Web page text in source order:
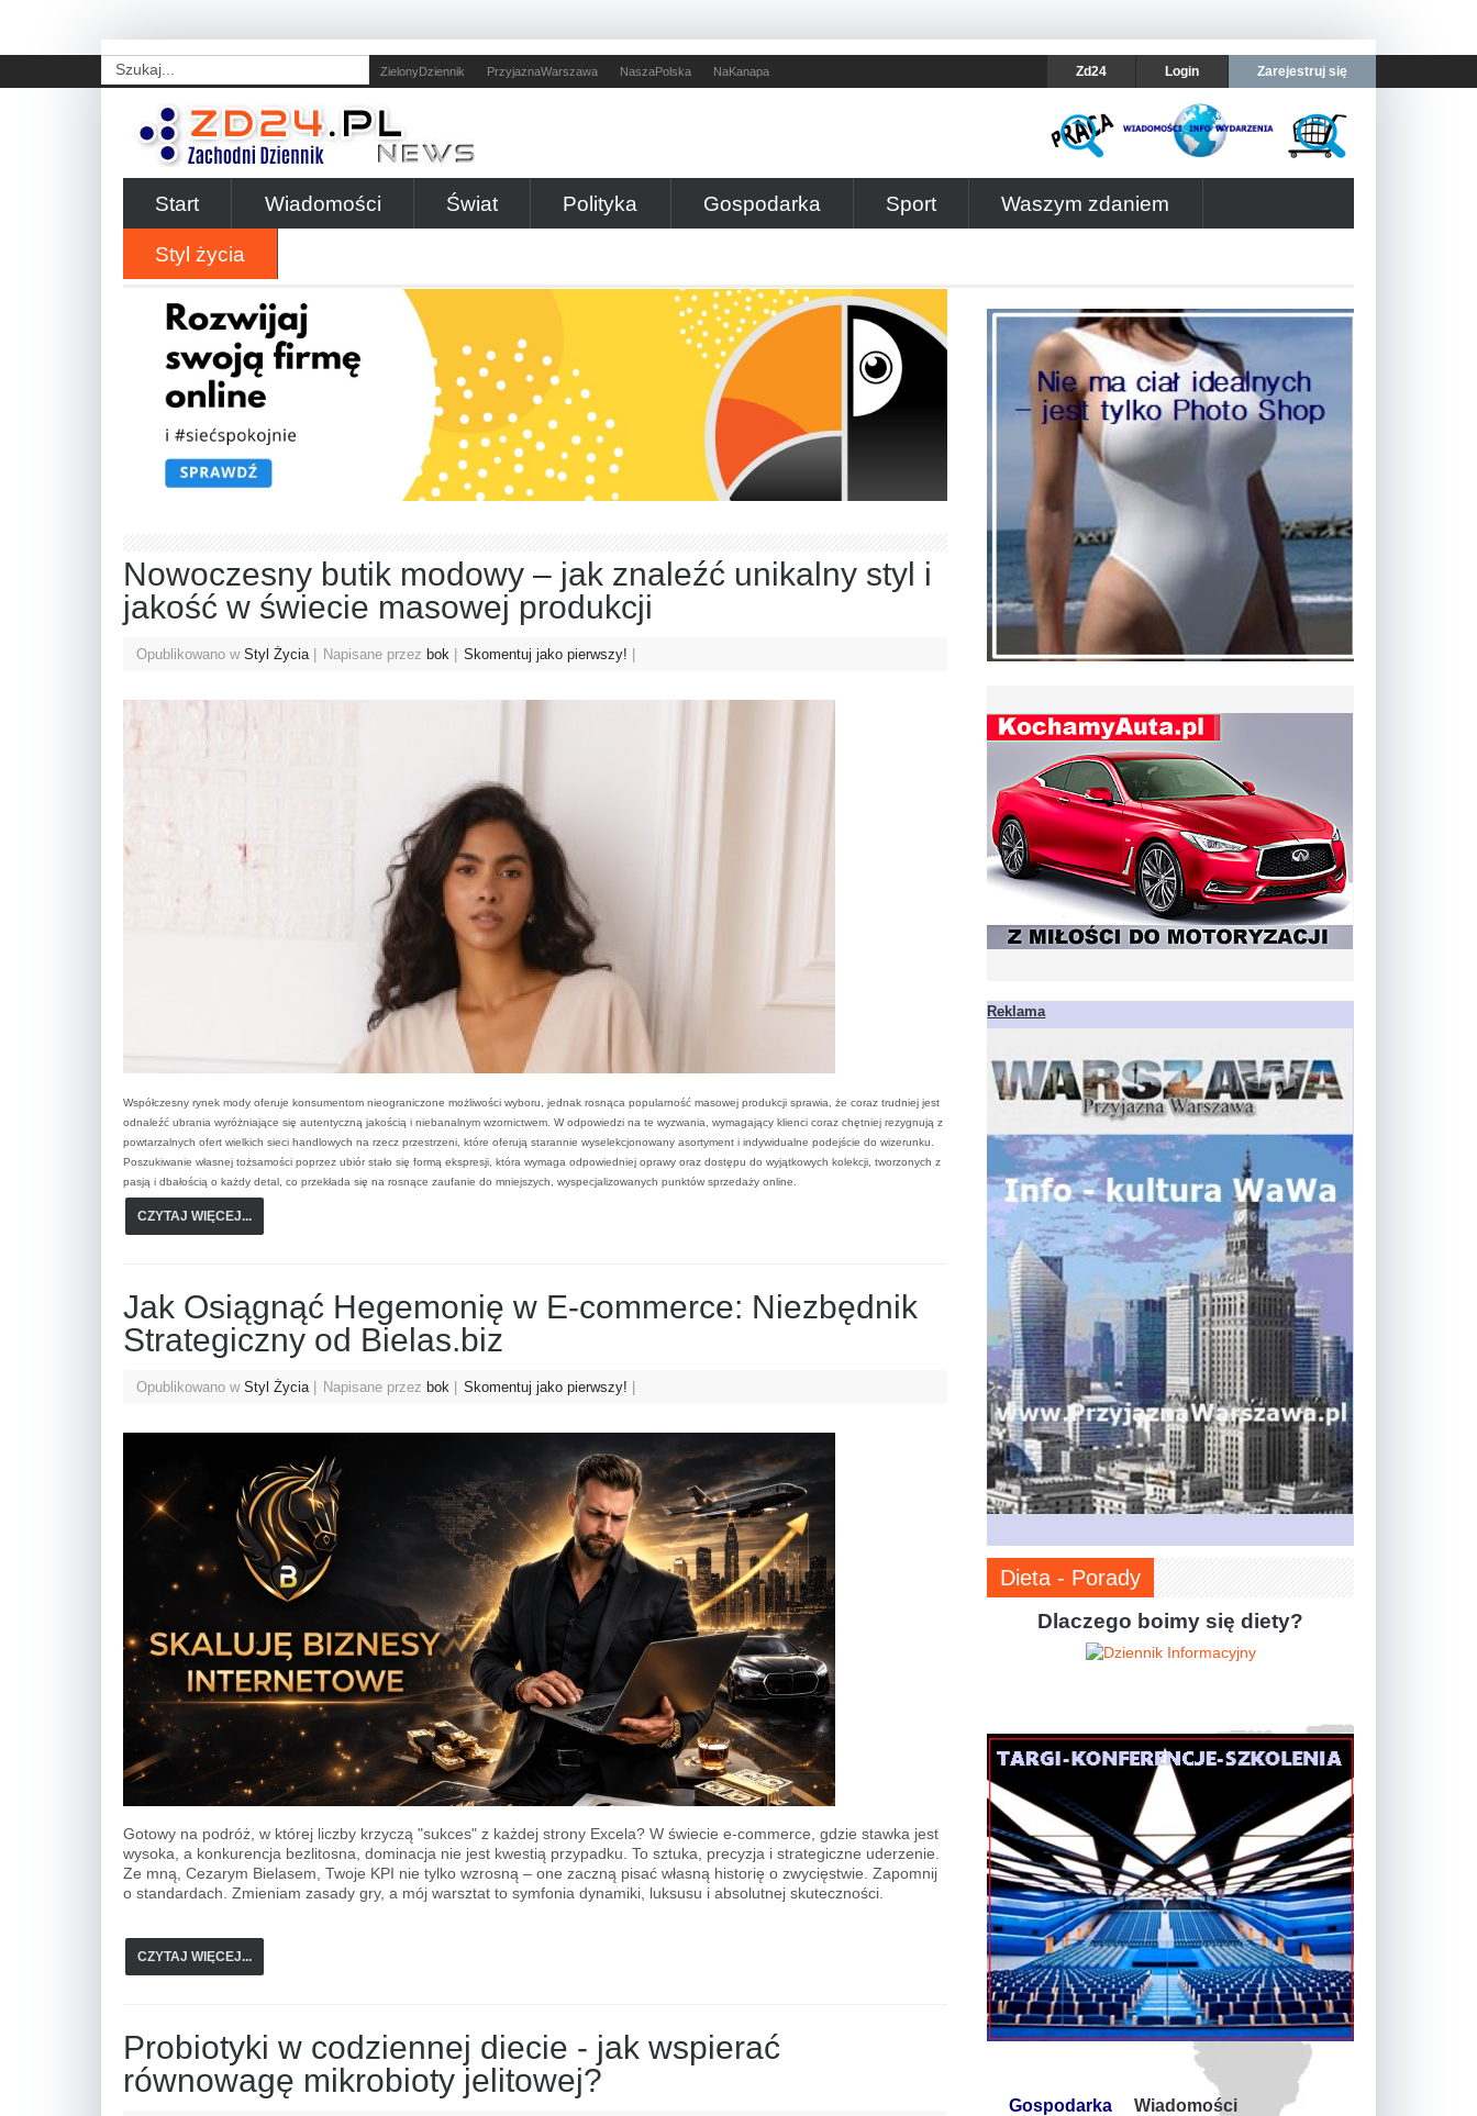
Start Wiadomości Świat Polityka Gospodarka Sport Waszym zdaniem
Styl życia
Nowoczesny butik modowy – jak znaleźć unikalny styl i
jakość w świecie masowej produkcji
Opublikowano w Styl Życia Napisane przez bok Skomentuj jako pierwszy!
Współczesny rynek mody oferuje konsumentom nieograniczone możliwości wyboru, jednak rosnąca popularność masowej produkcji sprawia, że coraz trudniej jest
odnaleźć ubrania wyróżniające się autentyczną jakością i niebanalnym wzornictwem. W odpowiedzi na te wyzwania, wymagający klienci coraz chętniej rezygnują z
powtarzalnych ofert wielkich sieci handlowych na rzecz przestrzeni, które oferują starannie wyselekcjonowany asortyment i indywidualne podejście do wizerunku.
Poszukiwanie własnej tożsamości poprzez ubiór stało się formą ekspresji, która wymaga odpowiedniej oprawy oraz dostępu do wyjątkowych kolekcji, tworzonych z
pasją i dbałością o każdy detal, co przekłada się na rosnące zaufanie do mniejszych, wyspecjalizowanych punktów sprzedaży online.
CZYTAJ WIĘCEJ...
Jak Osiągnąć Hegemonię w E-commerce: Niezbędnik
Strategiczny od Bielas.biz
Opublikowano w Styl Życia Napisane przez bok Skomentuj jako pierwszy!
Gotowy na podróż, w której liczby krzyczą "sukces" z każdej strony Excela? W świecie e-commerce, gdzie stawka jest
wysoka, a konkurencja bezlitosna, dominacja nie jest kwestią przypadku. To sztuka, precyzja i strategiczne uderzenie.
Ze mną, Cezarym Bielasem, Twoje KPI nie tylko wzrosną – one zaczną pisać własną historię o zwycięstwie. Zapomnij
o standardach. Zmieniam zasady gry, a mój warsztat to symfonia dynamiki, luksusu i absolutnej skuteczności.
CZYTAJ WIĘCEJ...
Probiotyki w codziennej diecie - jak wspierać
równowagę mikrobioty jelitowej?
Reklama
Dieta - Porady
Dlaczego boimy się diety?
GospodarkaWiadomości
ZielonyDziennik PrzyjaznaWarszawa NaszaPolska NaKanapa Zd24 Login Zarejestruj się